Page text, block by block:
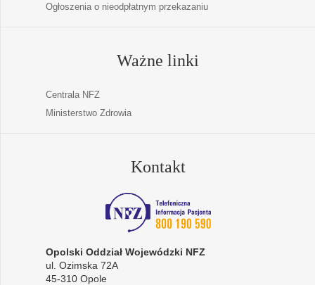
Ogłoszenia o nieodpłatnym przekazaniu
Ważne linki
Centrala NFZ
Ministerstwo Zdrowia
Kontakt
Opolski Oddział Wojewódzki NFZ
ul. Ozimska 72A
45-310 Opole